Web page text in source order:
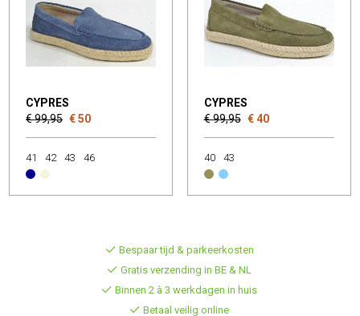
CYPRES
€ 99,95 € 50
41 42 43 46
CYPRES
€ 99,95 € 40
40 43
Bespaar tijd & parkeerkosten
Gratis verzending in BE & NL
Binnen 2 à 3 werkdagen in huis
Betaal veilig online